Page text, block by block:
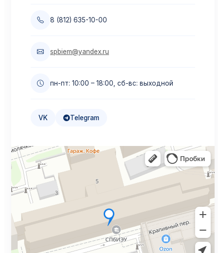
Материнский капитал
Образовательный кредит
Верните до 13%
Подробнее →
Дистанционное обучение
8 (812) 635-10-00
spbiem@yandex.ru
пн-пт: 10:00 – 18:00, сб-вс: выходной
VK Telegram